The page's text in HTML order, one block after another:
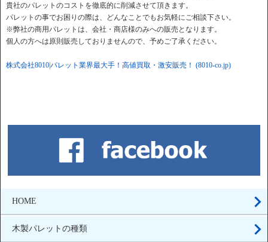
貴社のパレットのコストを徹底的に削減させて頂きます。
パレットの事でお困りの際は、どんなことでもお気軽にご相談下さい。
※弊社の商用パレットは、会社・商店様のみへの販売となります。
個人の方へは原則販売しておりませんので、予めご了承ください。
株式会社8010|パレット業界最大手！高値買取・激安販売！ (8010-co.jp)
HOME
木製パレットの種類